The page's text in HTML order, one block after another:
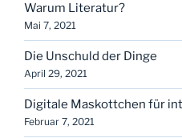
Warum Literatur?
Mai 7, 2021
Die Unschuld der Dinge
April 29, 2021
Digitale Maskottchen für
Februar 7, 2021